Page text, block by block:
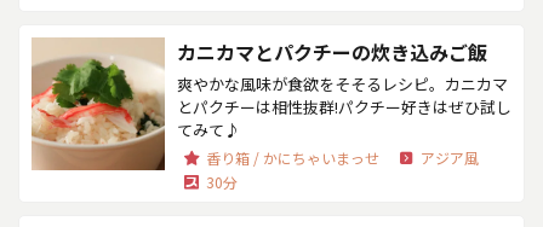
カニカマとパクチーの炊き込みご飯
爽やかな風味が食欲をそそるレシピ。カニカマ
とパクチーは相性抜群!パクチー好きはぜひ試し
てみて♪
香り箱 / かにちゃいまっせ
アジア風
30分